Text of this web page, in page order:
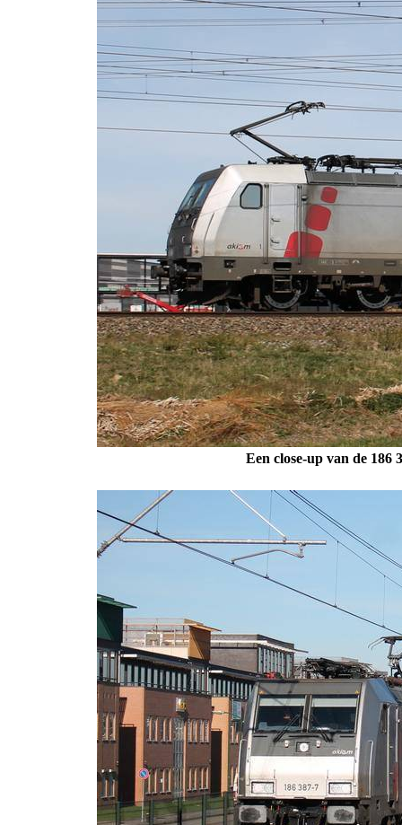
Een close-up van de 186